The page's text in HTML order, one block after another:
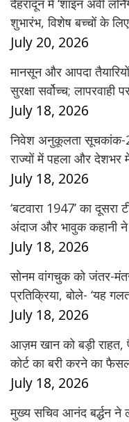
देहरादून में ‘शाइन अवी
शुभारंभ, विशेष बच्चों के लिए
July 20, 2026
मानसून और आपदा
सुरक्षा सर्वोच्च; लापरवाही
July 18, 2026
निवेश अनुकूलता सूचकांक-
राज्यों में पहला और देशभर
July 18, 2026
‘बटवारा 1947’ का
अंदाज और भावुक कहानी ने
July 18, 2026
सोनम वांगचुक को जंतर-
प्रतिक्रिया, बोले- ‘यह
July 18, 2026
आज़म खान को बड़ी राहत,
कोर्ट का बरी करने का
July 18, 2026
मुख्य सचिव आनंद बर्द्धन ने